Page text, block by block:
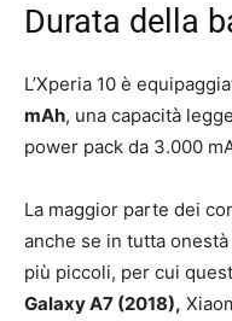
Durata della
L’Xperia 10 è
mAh, una capacità
power pack da 3.000
La maggior parte dei
anche se in tutta
più piccoli, per cui
Galaxy A7 (2018),